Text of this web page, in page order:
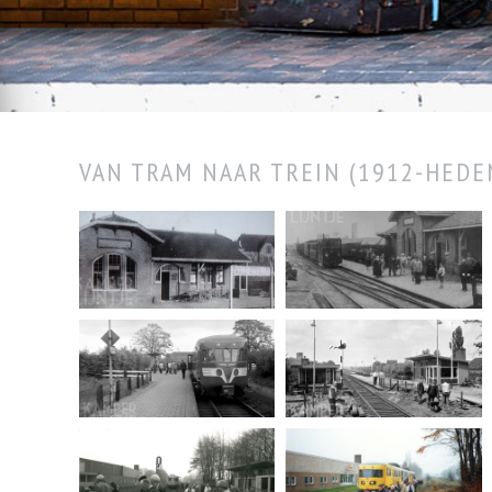
VAN TRAM NAAR TREIN (1912-